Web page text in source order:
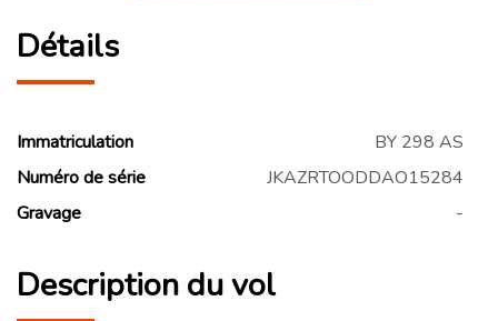
Détails
Immatriculation
BY 298 AS
Numéro de série
JKAZRTOODDAO15284
Gravage
-
Description du vol